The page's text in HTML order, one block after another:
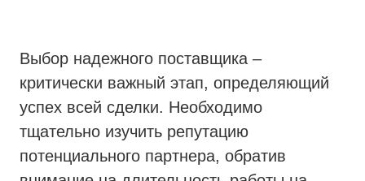
Выбор надежного поставщика –
критически важный этап, определяющий
успех всей сделки. Необходимо
тщательно изучить репутацию
потенциального партнера, обратив